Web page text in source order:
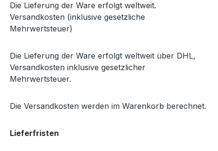
Die Lieferung der Ware erfolgt weltweit.
Versandkosten (inklusive gesetzliche
Mehrwertsteuer)
Die Lieferung der Ware erfolgt weltweit über DHL,
Versandkosten inklusive gesetzlicher
Mehrwertsteuer.
Die Versandkosten werden im Warenkorb berechnet.
Lieferfristen